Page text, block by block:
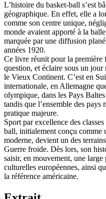
L’histoire du basket-ball s’est
géographique. En effet, elle a
comme son centre unique,
monde avaient apporté à la
marquée par une diffusion
années 1920.
Ce livre réunit pour la première
question, et éclaire sous un jour
le Vieux Continent. C’est en
internationale, en Allemagne
olympique, dans les Pays
tandis que l’ensemble des pays
pratique majeure.
Sport par excellence des
ball, initialement conçu comme
moderne, devient un des
Guerre froide. Dès lors, son
saisir, en mouvement, une
culturelles européennes, ainsi
la référence américaine.